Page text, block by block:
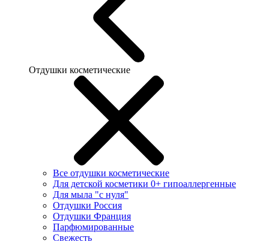
Отдушки косметические
Все отдушки косметические
Для детской косметики 0+ гипоаллергенные
Для мыла "с нуля"
Отдушки Россия
Отдушки Франция
Парфюмированные
Свежесть